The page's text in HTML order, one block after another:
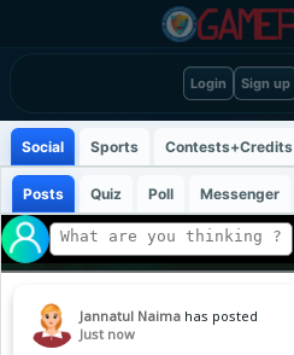
Login Sign up
Social Sports Contests+Credits
Posts Quiz Poll Messenger
Jannatul Naima has posted
Just now